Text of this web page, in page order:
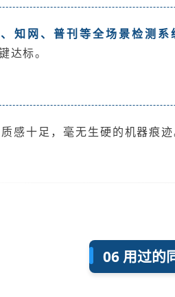
知网、普刊等全场景检测系
达标。
感十足，毫无生硬的机器痕
06 用过的